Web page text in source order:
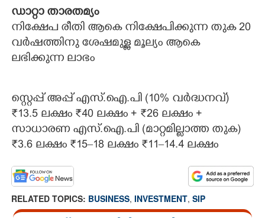
ഡാറ്റാ താരതമ്യം
നിക്ഷേപ രീതി ആകെ നിക്ഷേപിക്കുന്ന തുക 20
വർഷത്തിനു ശേഷമുള്ള മൂല്യം ആകെ
ലഭിക്കുന്ന ലാഭം
സ്റ്റെപ്പ് അപ്പ് എസ്.ഐ.പി (10% വർദ്ധനവ്)
₹13.5 ലക്ഷം ₹40 ലക്ഷം + ₹26 ലക്ഷം +
സാധാരണ എസ്.ഐ.പി (മാറ്റമില്ലാത്ത തുക)
₹3.6 ലക്ഷം ₹15–18 ലക്ഷം ₹11–14.4 ലക്ഷം
RELATED TOPICS: BUSINESS, INVESTMENT, SIP